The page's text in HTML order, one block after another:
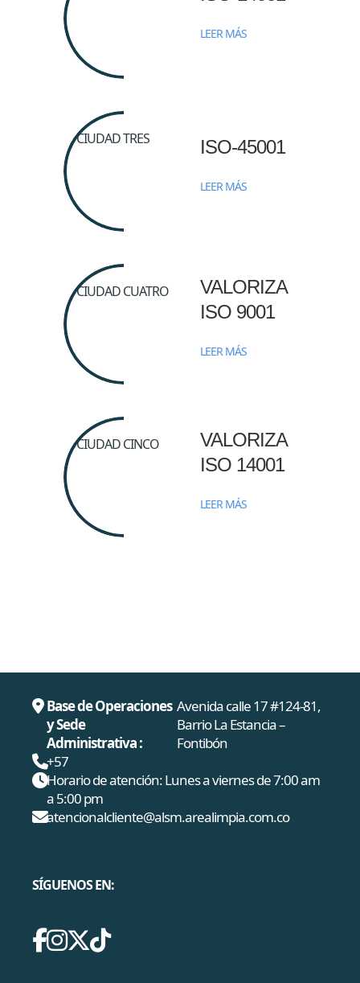
LEER MÁS
ISO-45001
LEER MÁS
VALORIZA
ISO 9001
LEER MÁS
VALORIZA
ISO 14001
LEER MÁS
Base de Operaciones
y Sede
Administrativa :
Avenida calle 17 #124-81,
Barrio La Estancia –
Fontibón
+57
Horario de atención: Lunes a viernes de 7:00 am
a 5:00 pm
atencionalcliente@alsm.arealimpia.com.co
SÍGUENOS EN: